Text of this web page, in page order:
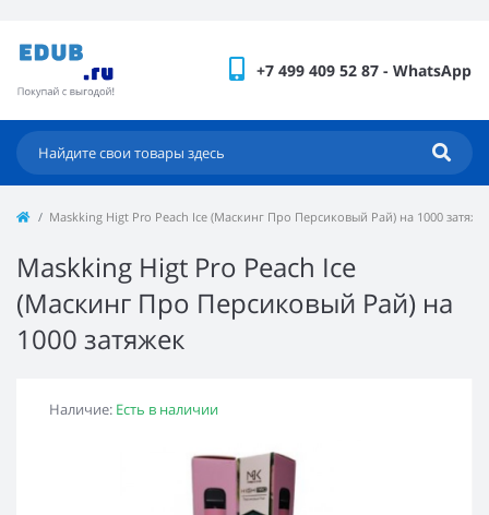
+7 499 409 52 87 - WhatsApp
Maskking Higt Pro Peach Ice (Маскинг Про Персиковый Рай) на 1000
Maskking Higt Pro Peach Ice
(Маскинг Про Персиковый Рай) на
1000 затяжек
Наличие: Есть в наличии